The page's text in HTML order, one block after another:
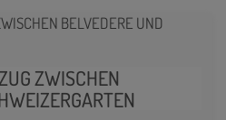
ZWISCHEN